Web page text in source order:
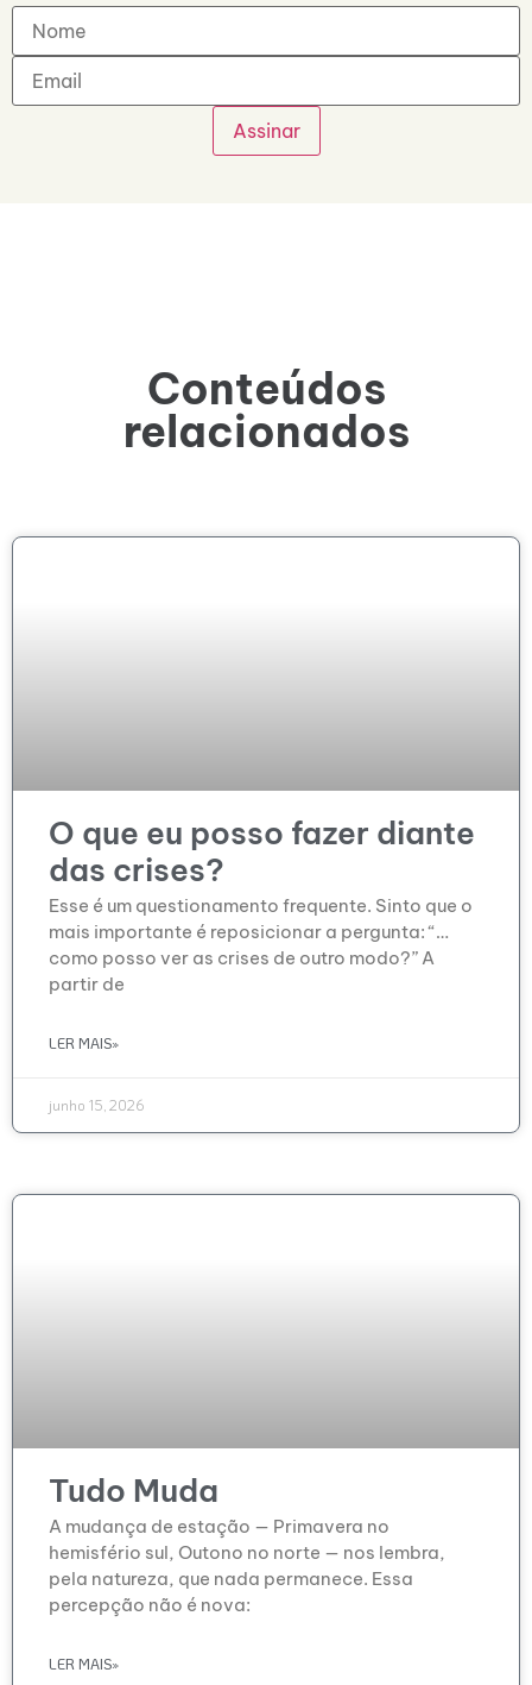
Conteúdos
relacionados
O que eu posso fazer diante
das crises?
Esse é um questionamento frequente. Sinto que o
mais importante é reposicionar a pergunta: “…
como posso ver as crises de outro modo?” A
partir de
LER MAIS»
junho 15, 2026
Tudo Muda
A mudança de estação — Primavera no
hemisfério sul, Outono no norte — nos lembra,
pela natureza, que nada permanece. Essa
percepção não é nova:
LER MAIS»